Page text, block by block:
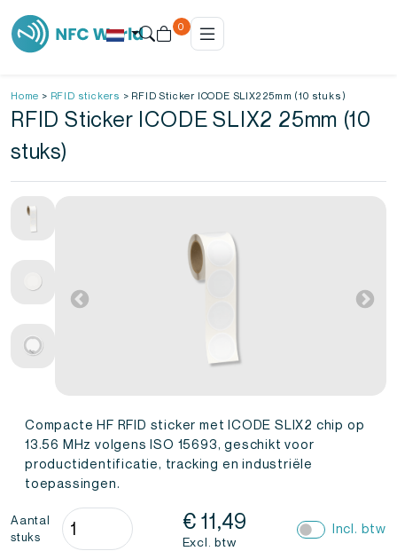
0
Home > RFID stickers > RFID Sticker ICODE SLIX2 25mm (10 stuks)
RFID Sticker ICODE SLIX2 25mm (10
stuks)
Compacte HF RFID sticker met ICODE SLIX2 chip op
13.56 MHz volgens ISO 15693, geschikt voor
productidentificatie, tracking en industriële
toepassingen.
Aantal
stuks
RFID
Sticker
€ 11,49
Excl. btw
Incl. btw